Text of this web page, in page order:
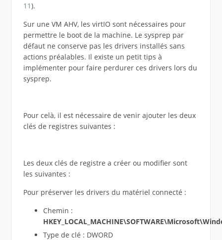
11).
Sur une VM AHV, les virtIO sont nécessaires pour
permettre le boot de la machine. Le sysprep par
défaut ne conserve pas les drivers installés sans
actions préalables. Il existe un petit tips à
implémenter pour faire perdurer ces drivers lors du
sysprep.
Pour celà, il est nécessaire de venir ajouter les deux
clés de registres suivantes :
Les deux clés de registre a créer ou modifier sont
les suivantes :
Pour préserver les drivers du matériel connecté :
Chemin :
Type de clé : DWORD